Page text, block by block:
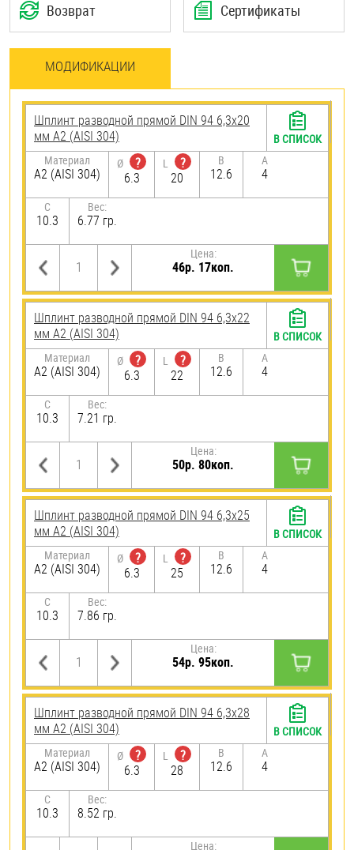
Возврат Сертификаты
МОДИФИКАЦИИ
Шплинт разводной прямой DIN 94 6,3х20
мм А2 (AISI 304)
Материал
А2 (AISI 304)
Ø
?
6.3
L
?
20
B
12.6
A
4
C
10.3
Вес:
6.77 гр.
Цена:
46р. 17коп.
В СПИСОК
Шплинт разводной прямой DIN 94 6,3х22
мм А2 (AISI 304)
Материал
А2 (AISI 304)
Ø
?
6.3
L
?
22
B
12.6
A
4
C
10.3
Вес:
7.21 гр.
Цена:
50р. 80коп.
В СПИСОК
Шплинт разводной прямой DIN 94 6,3х25
мм А2 (AISI 304)
Материал
А2 (AISI 304)
Ø
?
6.3
L
?
25
B
12.6
A
4
C
10.3
Вес:
7.86 гр.
Цена:
54р. 95коп.
В СПИСОК
Шплинт разводной прямой DIN 94 6,3х28
мм А2 (AISI 304)
Материал
А2 (AISI 304)
Ø
?
6.3
L
?
28
B
12.6
A
4
C
10.3
Вес:
8.52 гр.
Цена:
В СПИСОК